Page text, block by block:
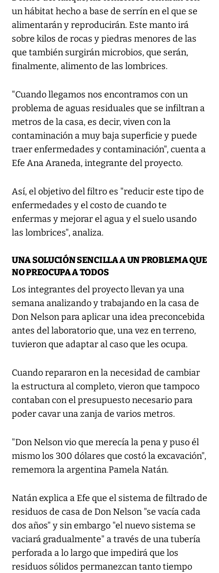
un hábitat hecho a base de serrín en el que se
alimentarán y reproducirán. Este manto irá
sobre kilos de rocas y piedras menores de las
que también surgirán microbios, que serán,
finalmente, alimento de las lombrices.
"Cuando llegamos nos encontramos con un
problema de aguas residuales que se infiltran a
metros de la casa, es decir, viven con la
contaminación a muy baja superficie y puede
traer enfermedades y contaminación", cuenta a
Efe Ana Araneda, integrante del proyecto.
Así, el objetivo del filtro es "reducir este tipo de
enfermedades y el costo de cuando te
enfermas y mejorar el agua y el suelo usando
las lombrices", analiza.
UNA SOLUCIÓN SENCILLA A UN PROBLEMA QUE
NO PREOCUPA A TODOS
Los integrantes del proyecto llevan ya una
semana analizando y trabajando en la casa de
Don Nelson para aplicar una idea preconcebida
antes del laboratorio que, una vez en terreno,
tuvieron que adaptar al caso que les ocupa.
Cuando repararon en la necesidad de cambiar
la estructura al completo, vieron que tampoco
contaban con el presupuesto necesario para
poder cavar una zanja de varios metros.
"Don Nelson vio que merecía la pena y puso él
mismo los 300 dólares que costó la excavación",
rememora la argentina Pamela Natán.
Natán explica a Efe que el sistema de filtrado de
residuos de casa de Don Nelson "se vacía cada
dos años" y sin embargo "el nuevo sistema se
vaciará gradualmente" a través de una tubería
perforada a lo largo que impedirá que los
residuos sólidos permanezcan tanto tiempo